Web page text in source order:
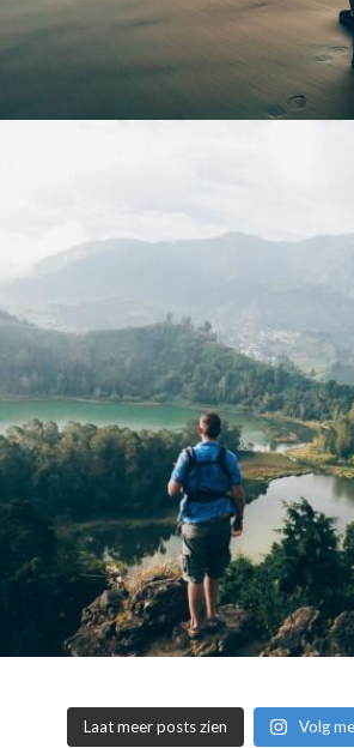
Laat meer posts zien Volg